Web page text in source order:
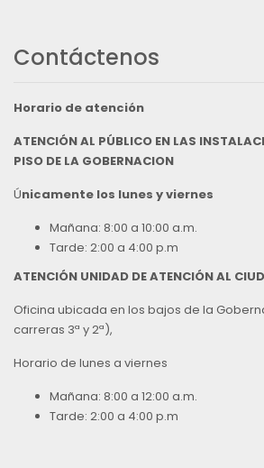
Contáctenos
Horario de atención
ATENCIÓN AL PÚBLICO EN LAS
PISO DE LA GOBERNACION
Únicamente los lunes y viernes
Mañana: 8:00 a 10:00 a.m.
Tarde: 2:00 a 4:00 p.m
ATENCIÓN UNIDAD DE ATENCIÓN AL
Oficina ubicada en los bajos de la
carreras 3ª y 2ª),
Horario de lunes a viernes
Mañana: 8:00 a 12:00 a.m.
Tarde: 2:00 a 4:00 p.m